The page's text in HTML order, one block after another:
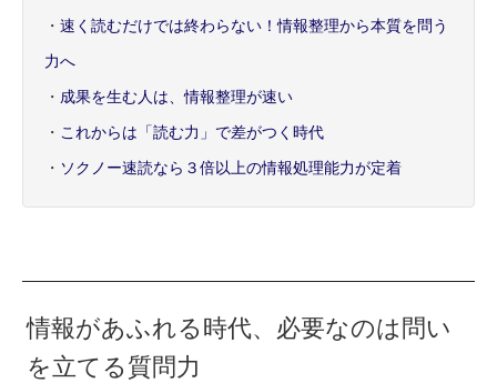
・ 速く読むだけでは終わらない！情報整理から本質を問う
力へ
・ 成果を生む人は、情報整理が速い
・ これからは「読む力」で差がつく時代
・ ソクノー速読なら３倍以上の情報処理能力が定着
情報があふれる時代、必要なのは問い
を立てる質問力